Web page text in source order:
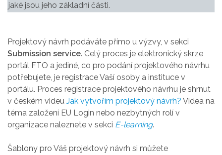
jaké jsou jeho základní části.
Projektový návrh podáváte přímo u výzvy, v sekci
Submission service. Celý proces je elektronický skrze
portál FTO a jediné, co pro podání projektového návrhu
potřebujete, je registrace Vaší osoby a instituce v
portálu. Proces registrace projektového návrhu je shrnut
v českém videu Jak vytvořím projektový návrh? Videa na
téma založení EU Login nebo nezbytných rolí v
organizace naleznete v sekci E-learning.
Šablony pro Váš projektový návrh si můžete